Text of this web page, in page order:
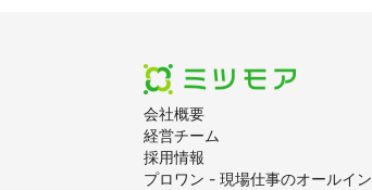
会社概要
経営チーム
採用情報
プロワン - 現場仕事のオールイン